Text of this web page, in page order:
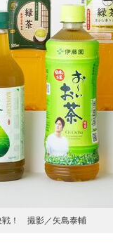
ホなど健康系のお茶も
戦！ 撮影／矢島泰輔